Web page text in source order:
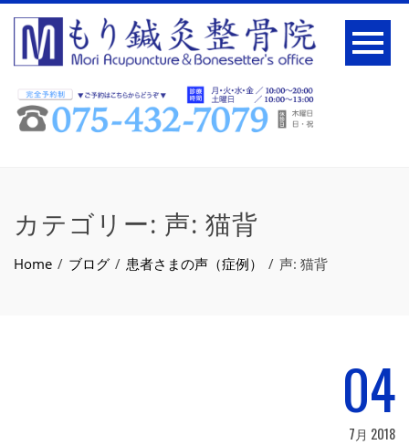
カテゴリー: 声: 猫背
Home ブログ 患者さまの声（症例） 声: 猫背
04
7月 2018